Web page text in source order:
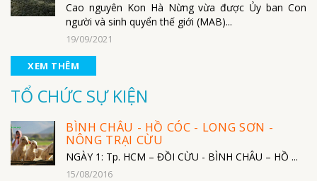
Cao nguyên Kon Hà Nừng vừa được Ủy ban Con
người và sinh quyển thế giới (MAB)...
19/09/2021
XEM THÊM
TỔ CHỨC SỰ KIỆN
BÌNH CHÂU - HỒ CÓC - LONG SƠN -
NÔNG TRẠI CỪU
NGÀY 1: Tp. HCM – ĐỒI CỪU - BÌNH CHÂU – HỒ ...
15/08/2016